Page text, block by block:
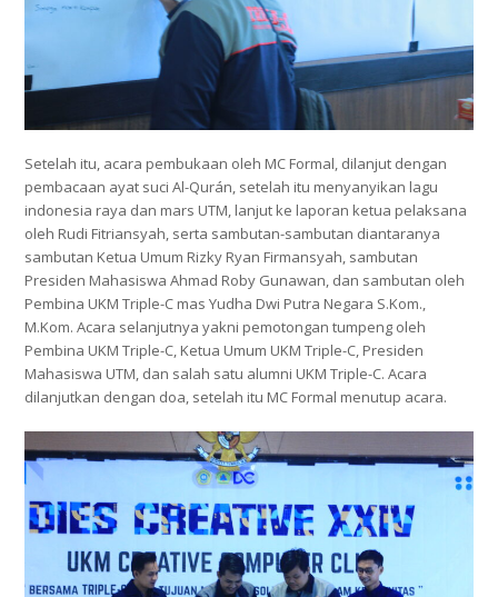
Setelah itu, acara pembukaan oleh MC Formal, dilanjut dengan
pembacaan ayat suci Al-Qurán, setelah itu menyanyikan lagu
indonesia raya dan mars UTM, lanjut ke laporan ketua pelaksana
oleh Rudi Fitriansyah, serta sambutan-sambutan diantaranya
sambutan Ketua Umum Rizky Ryan Firmansyah, sambutan
Presiden Mahasiswa Ahmad Roby Gunawan, dan sambutan oleh
Pembina UKM Triple-C mas Yudha Dwi Putra Negara S.Kom.,
M.Kom. Acara selanjutnya yakni pemotongan tumpeng oleh
Pembina UKM Triple-C, Ketua Umum UKM Triple-C, Presiden
Mahasiswa UTM, dan salah satu alumni UKM Triple-C. Acara
dilanjutkan dengan doa, setelah itu MC Formal menutup acara.